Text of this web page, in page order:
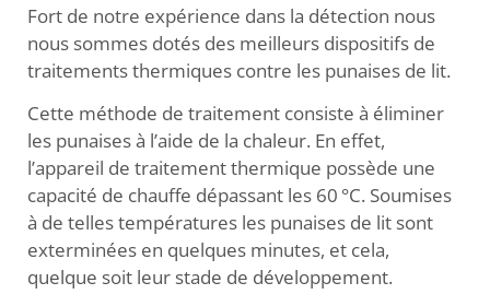
Fort de notre expérience dans la détection nous
nous sommes dotés des meilleurs dispositifs de
traitements thermiques contre les punaises de lit.
Cette méthode de traitement consiste à éliminer
les punaises à l’aide de la chaleur. En effet,
l’appareil de traitement thermique possède une
capacité de chauffe dépassant les 60 °C. Soumises
à de telles températures les punaises de lit sont
exterminées en quelques minutes, et cela,
quelque soit leur stade de développement.